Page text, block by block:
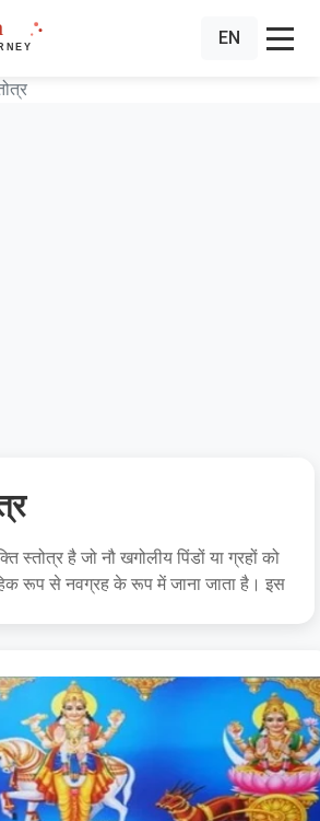
EN
स्तोत्र है जो नौ खगोलीय पिंडों या ग्रहों को
रूप से नवग्रह के रूप में जाना जाता है। इस